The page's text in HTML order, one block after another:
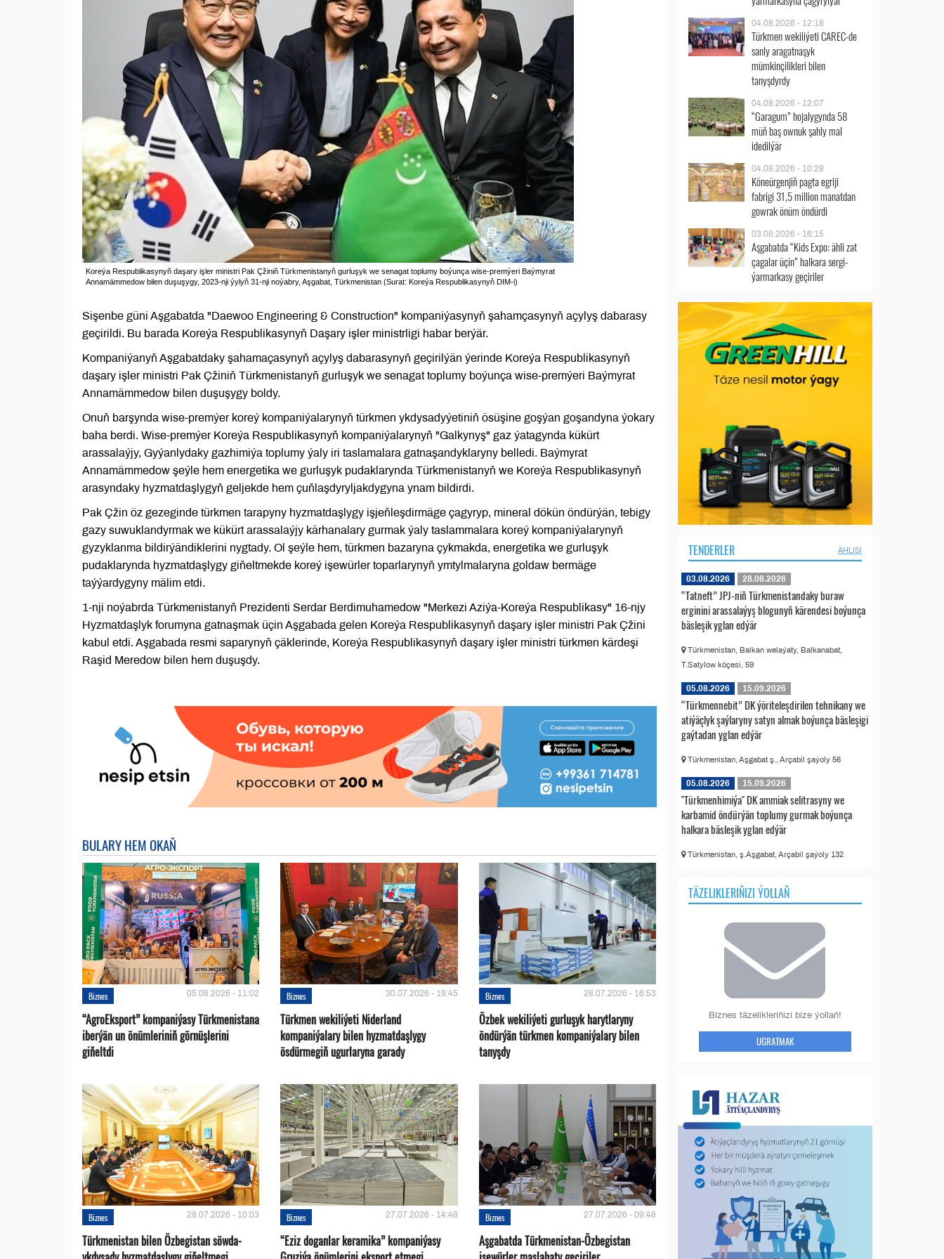
Koreýa Respublikasynyň daşary işler ministri Pak Çžiniň Türkmenistanyň gurluşyk we senagat toplumy boýunça wise-premýeri Baýmyrat
Annamämmedow bilen duşuşygy, 2023-nji ýylyň 31-nji noýabry, Aşgabat, Türkmenistan (Surat: Koreýa Respublikasynyň DIM-i)
Sişenbe güni Aşgabatda "Daewoo Engineering & Construction" kompaniýasynyň şahamçasynyň açylyş dabarasy
geçirildi. Bu barada Koreýa Respublikasynyň Daşary işler ministrligi habar berýär.
Kompaniýanyň Aşgabatdaky şahamaçasynyň açylyş dabarasynyň geçirilýän ýerinde Koreýa Respublikasynyň
daşary işler ministri Pak Çžiniň Türkmenistanyň gurluşyk we senagat toplumy boýunça wise-premýeri Baýmyrat
Annamämmedow bilen duşuşygy boldy.
Onuň barşynda wise-premýer koreý kompaniýalarynyň türkmen ykdysadyýetiniň ösüşine goşýan goşandyna ýokary
baha berdi. Wise-premýer Koreýa Respublikasynyň kompaniýalarynyň "Galkynyş" gaz ýatagynda kükürt
arassalaýjy, Gyýanlydaky gazhimiýa toplumy ýaly iri taslamalara gatnaşandyklaryny belledi. Baýmyrat
Annamämmedow şeýle hem energetika we gurluşyk pudaklarynda Türkmenistanyň we Koreýa Respublikasynyň
arasyndaky hyzmatdaşlygyň geljekde hem çuňlaşdyryljakdygyna ynam bildirdi.
Pak Çžin öz gezeginde türkmen tarapyny hyzmatdaşlygy işjeňleşdirmäge çagyryp, mineral dökün öndürýän, tebigy
gazy suwuklandyrmak we kükürt arassalaýjy kärhanalary gurmak ýaly taslammalara koreý kompaniýalarynyň
gyzyklanma bildirýändiklerini nygtady. Ol şeýle hem, türkmen bazaryna çykmakda, energetika we gurluşyk
pudaklarynda hyzmatdaşlygy giňeltmekde koreý işewürler toparlarynyň ymtylmalaryna goldaw bermäge
taýýardygyny mälim etdi.
1-nji noýabrda Türkmenistanyň Prezidenti Serdar Berdimuhamedow "Merkezi Aziýa-Koreýa Respublikasy" 16-njy
Hyzmatdaşlyk forumyna gatnaşmak üçin Aşgabada gelen Koreýa Respublikasynyň daşary işler ministri Pak Çžini
kabul etdi. Aşgabada resmi saparynyň çäklerinde, Koreýa Respublikasynyň daşary işler ministri türkmen kärdeşi
Raşid Meredow bilen hem duşuşdy.
BULARY HEM OKAŇ
Biznes 05.08.2026 - 11:02
“AgroEksport” kompaniýasy Türkmenistana
iberýän un önümleriniň görnüşlerini
giňeltdi
Biznes 30.07.2026 - 19:45
Türkmen wekiliýeti Niderland
kompaniýalary bilen hyzmatdaşlygy
ösdürmegiň ugurlaryna garady
Biznes 28.07.2026 - 16:53
Özbek wekiliýeti gurluşyk harytlaryny
öndürýän türkmen kompaniýalary bilen
tanyşdy
Biznes 28.07.2026 - 10:03
Türkmenistan bilen Özbegistan söwda-
Biznes 27.07.2026 - 14:48
“Eziz doganlar keramika” kompaniýasy
Biznes 27.07.2026 - 09:48
Aşgabatda Türkmenistan-Özbegistan
04.08.2026 - 12:18
Türkmen wekiliýeti CAREC-de
sanly aragatnaşyk
mümkinçilikleri bilen
tanyşdyrdy
04.08.2026 - 12:07
“Garagum” hojalygynda 58
müň baş ownuk şahly mal
idedilýär
04.08.2026 - 10:28
Köneürgenjiň pagta egriji
fabrigi 31,5 million manatdan
gowrak önüm öndürdi
03.08.2026 - 16:15
Aşgabatda “Kids Expo: ähli zat
çagalar üçin” halkara sergi-
ýarmarkasy geçiriler
TENDERLER ÄHLISI
03.08.2026 28.08.2026
“Tatneft” JPJ-niň Türkmenistandaky buraw
erginini arassalaýyş blogunyň kärendesi boýunça
bäsleşik yglan edýär
Türkmenistan, Balkan welaýaty, Balkanabat,
T.Satylow köçesi, 59
05.08.2026 15.09.2026
“Türkmennebit” DK ýöriteleşdirilen tehnikany we
atiýäçlyk şaýlaryny satyn almak boýunça bäsleşigi
gaýtadan yglan edýär
Türkmenistan, Aşgabat ş., Arçabil şaýoly 56
05.08.2026 15.09.2026
"Türkmenhimiýa" DK ammiak selitrasyny we
karbamid öndürýän toplumy gurmak boýunça
halkara bäsleşik yglan edýär
Türkmenistan, ş.Aşgabat, Arçabil şaýoly 132
TÄZELIKLERIŇIZI ÝOLLAŇ
Biznes täzelikleriňizi bize ýollaň!
UGRATMAK